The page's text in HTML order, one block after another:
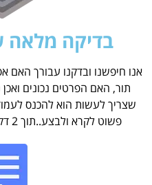
בדיקה מלאה
אנו חיפשנו ובדקנו עבורך האם
תור, האם הפרטים נכונים
שצריך לעשות הוא להכנס
פשוט לקרא ולבצע..תוך 2 דקות על השעון התור כבר יוזמן!